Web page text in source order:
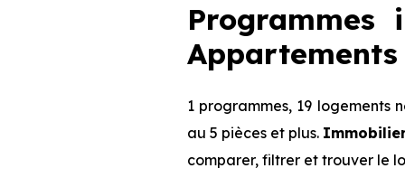
Programmes
Appartements
1 programmes, 19 logements
au 5 pièces et plus.
comparer, filtrer et trouver le